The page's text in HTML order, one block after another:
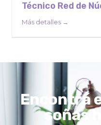
Técnico Red de
Más detalles
Encontrá
soñas